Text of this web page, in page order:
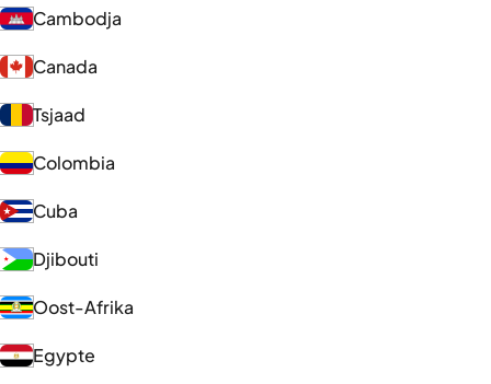
Cambodja
Canada
Tsjaad
Colombia
Cuba
Djibouti
Oost-Afrika
Egypte